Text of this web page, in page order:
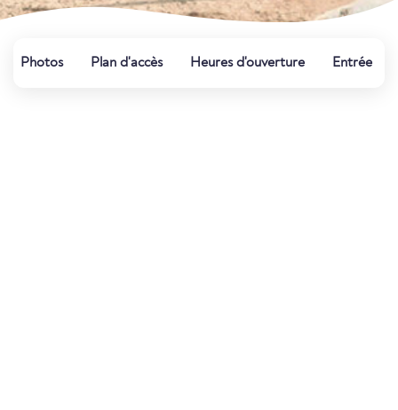
Photos Plan d'accès Heures d'ouverture Entrée